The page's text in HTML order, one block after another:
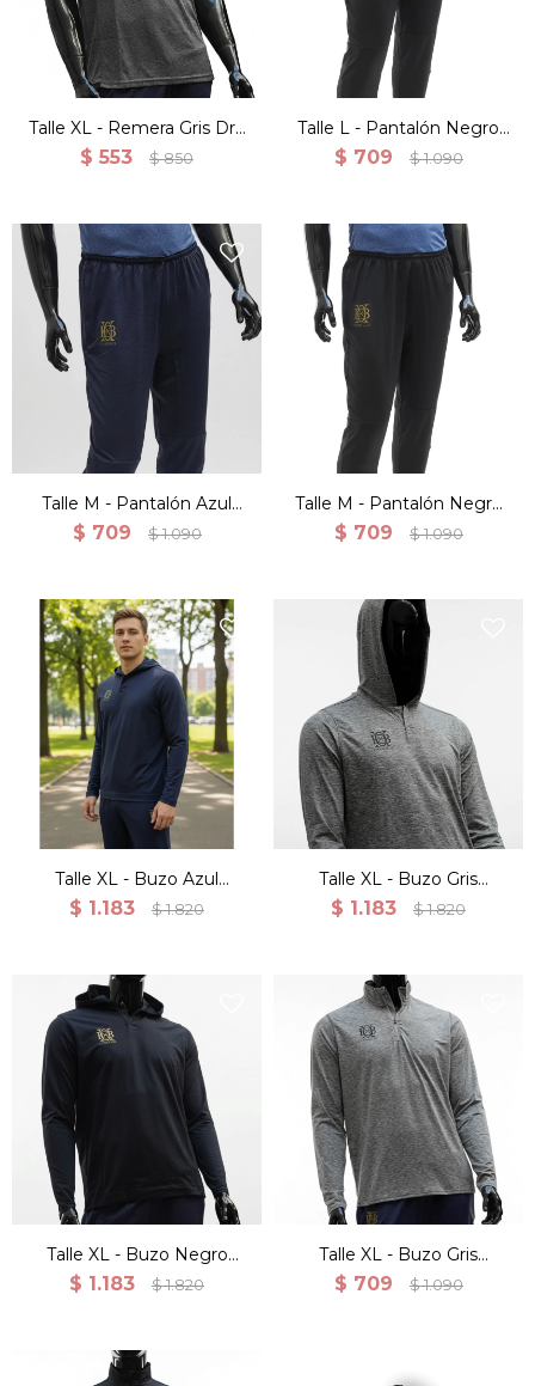
Talle XL - Remera Gris Dry
Fit Manga Corta Para
$ 553 $ 850
Talle L - Pantalón Negro
Training Ligero Deportes
$ 709 $ 1.090
Talle M - Pantalón Azul
Training Ligero Deportes
$ 709 $ 1.090
Talle M - Pantalón Negro
Training Ligero Deportes
$ 709 $ 1.090
Talle XL - Buzo Azul
Canguro Deportivo
$ 1.183 $ 1.820
Talle XL - Buzo Gris
Canguro Deportivo
$ 1.183 $ 1.820
Talle XL - Buzo Negro
Canguro Deportivo
$ 1.183 $ 1.820
Talle XL - Buzo Gris
Deportivo Ligero Con
$ 709 $ 1.090